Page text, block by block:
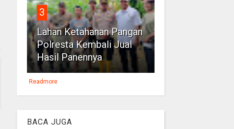
3
Lahan Ketahanan Pangan
Polresta Kembali Jual
Hasil Panennya
Readmore
BACA JUGA